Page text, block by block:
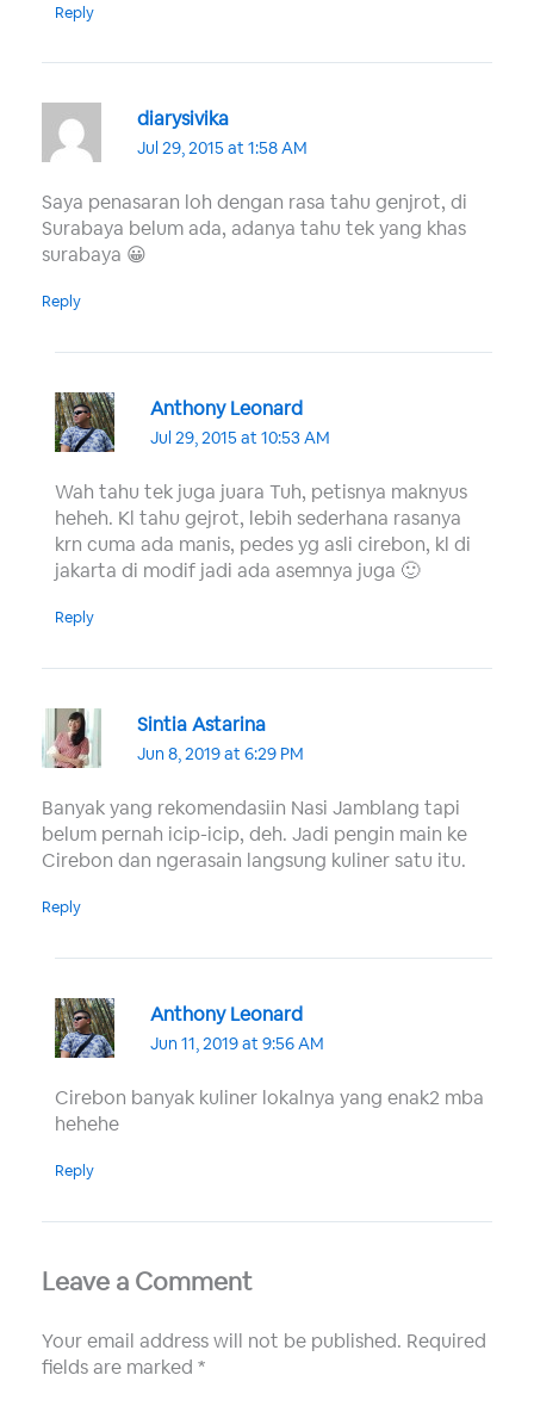
Reply
diarysivika
Jul 29, 2015 at 1:58 AM
Saya penasaran loh dengan rasa tahu genjrot, di
Surabaya belum ada, adanya tahu tek yang khas
surabaya 😀
Reply
Anthony Leonard
Jul 29, 2015 at 10:53 AM
Wah tahu tek juga juara Tuh, petisnya maknyus
heheh. Kl tahu gejrot, lebih sederhana rasanya
krn cuma ada manis, pedes yg asli cirebon, kl di
jakarta di modif jadi ada asemnya juga 🙂
Reply
Sintia Astarina
Jun 8, 2019 at 6:29 PM
Banyak yang rekomendasiin Nasi Jamblang tapi
belum pernah icip-icip, deh. Jadi pengin main ke
Cirebon dan ngerasain langsung kuliner satu itu.
Reply
Anthony Leonard
Jun 11, 2019 at 9:56 AM
Cirebon banyak kuliner lokalnya yang enak2 mba
hehehe
Reply
Leave a Comment
Your email address will not be published. Required
fields are marked *